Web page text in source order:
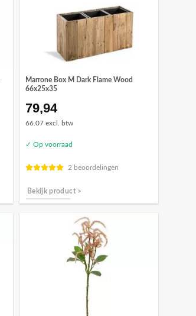
Marrone Box M Dark Flame Wood
66x25x35
79,94
66.07 excl. btw
✓ Op voorraad
2 beoordelingen
Bekijk product >